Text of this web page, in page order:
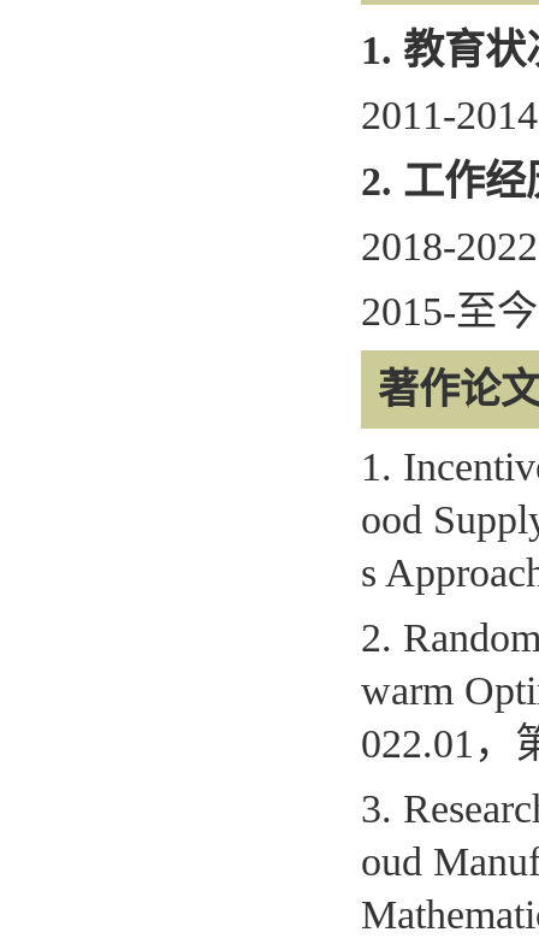
1. 教育状
2011-
2. 工作经
2018-
2015-至
著作论
1.
ood
s
2.
warm
022.01 ，
3.
oud